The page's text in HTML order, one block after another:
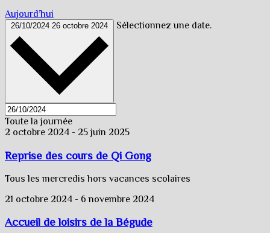
Aujourd’hui
26/10/2024 26 octobre 2024 Sélectionnez une date.
Toute la journée
2 octobre 2024 - 25 juin 2025
Reprise des cours de Qi Gong
Tous les mercredis hors vacances scolaires
21 octobre 2024 - 6 novembre 2024
Accueil de loisirs de la Bégude